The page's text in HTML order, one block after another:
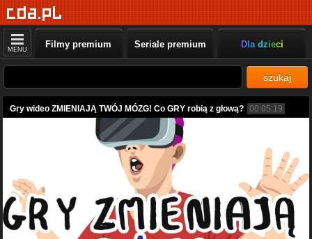
MENU Filmy premium Seriale premium Dla dzieci
szukaj
Gry wideo ZMIENIAJĄ TWÓJ MÓZG! Co GRY robią z głową? 00:05:19